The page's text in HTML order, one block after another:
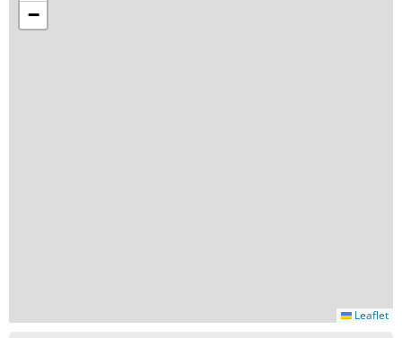
−
Leaflet